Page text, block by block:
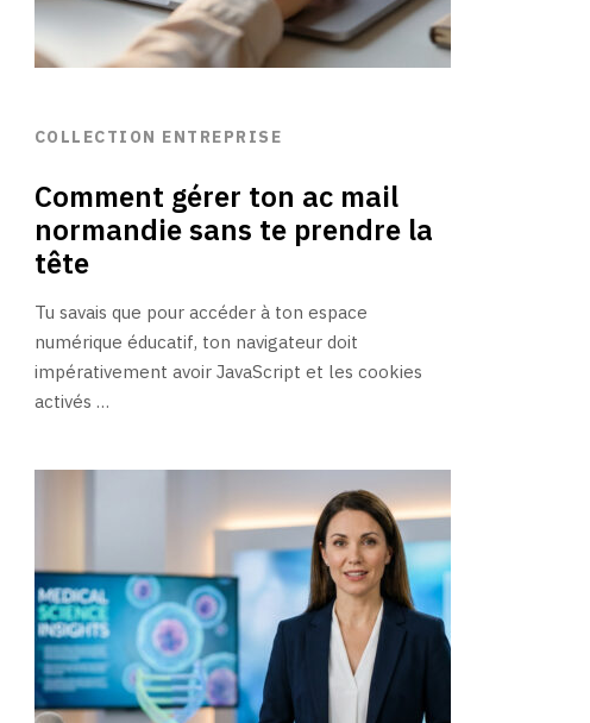
COLLECTION ENTREPRISE
Comment gérer ton ac mail
normandie sans te prendre la
tête
Tu savais que pour accéder à ton espace
numérique éducatif, ton navigateur doit
impérativement avoir JavaScript et les cookies
activés …